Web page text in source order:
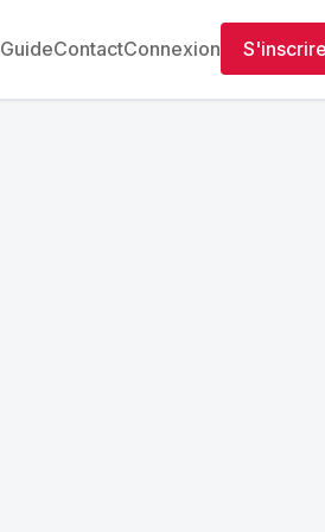
GuideContactConnexion